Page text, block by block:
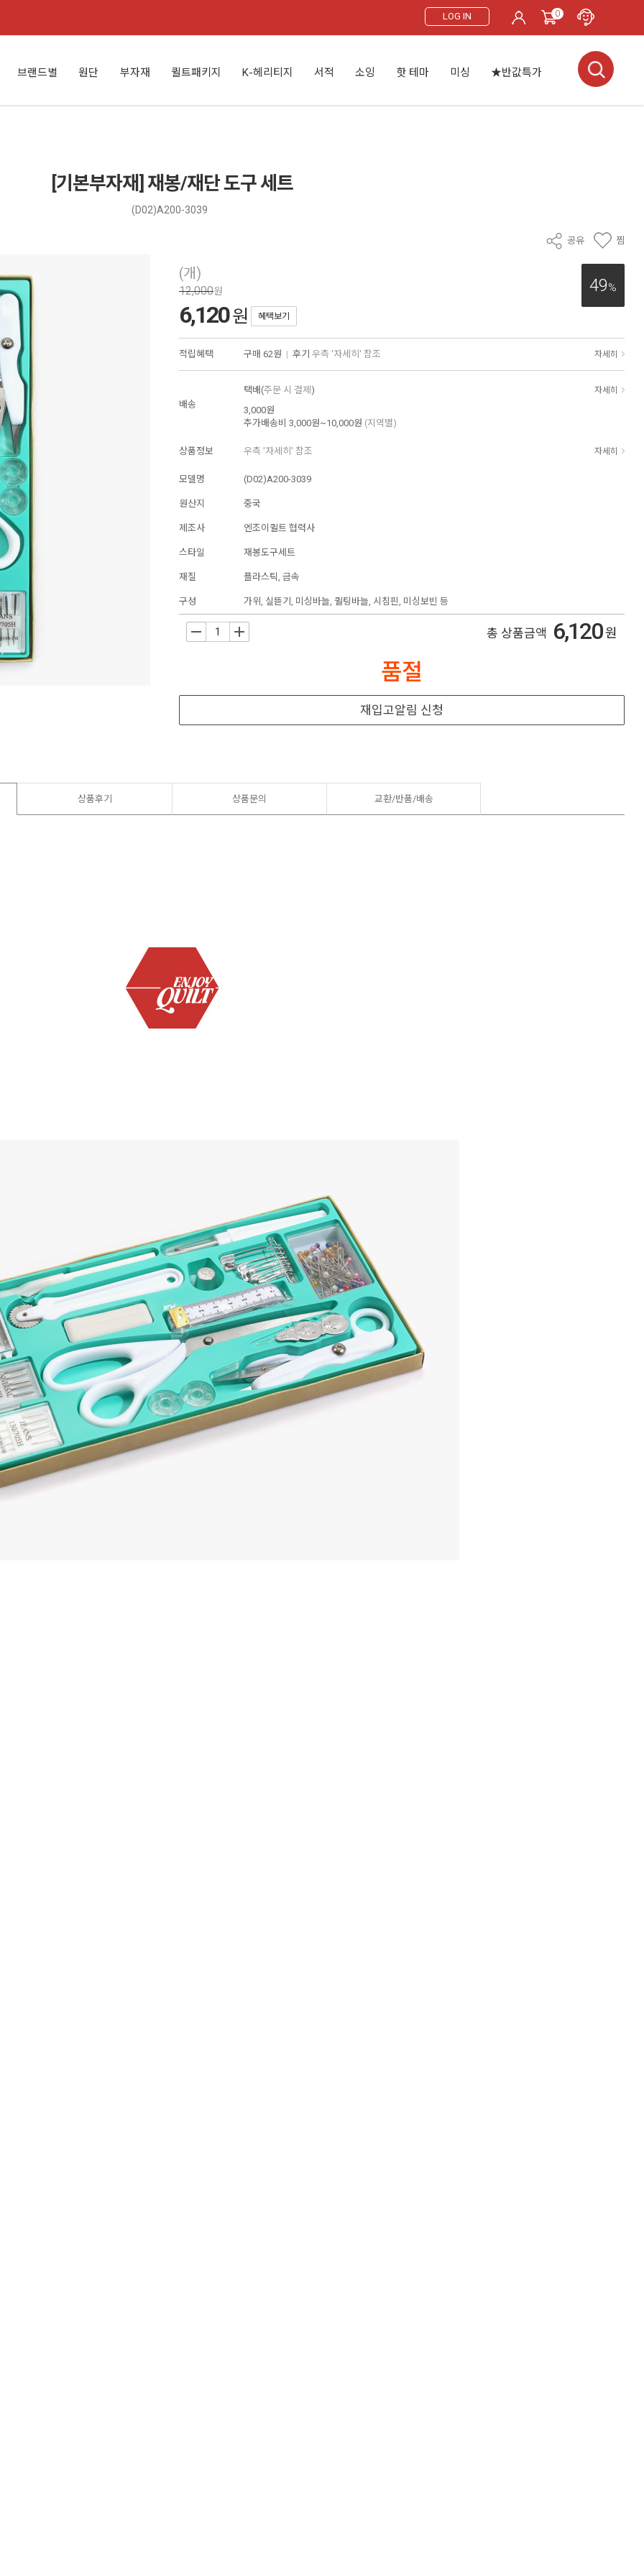
LOG IN 0
브랜드별 원단 부자재 퀼트패키지 K-헤리티지 서적 소잉 핫 테마 미싱 ★반값특가
[기본부자재] 재봉/재단 도구 세트
(D02)A200-3039
공유 찜
(개)
49%
12,000원
6,120원 혜택보기
적립혜택 구매 62원 | 후기 우측 '자세히' 참조 자세히
배송
택배(주문 시 결제 ) 자세히
3,000원
추가배송비 3,000원~10,000원 (지역별)
상품정보 우측 '자세히' 참조 자세히
모델명 (D02)A200-3039
원산지 중국
제조사 엔조이퀼트 협력사
스타일 재봉도구세트
재질 플라스틱, 금속
구성 가위, 실뜯기, 미싱바늘, 퀼팅바늘, 시침핀, 미싱보빈 등
+ 총 상품금액 6,120원
품절
재입고알림 신청
상품후기 상품문의 교환/반품/배송